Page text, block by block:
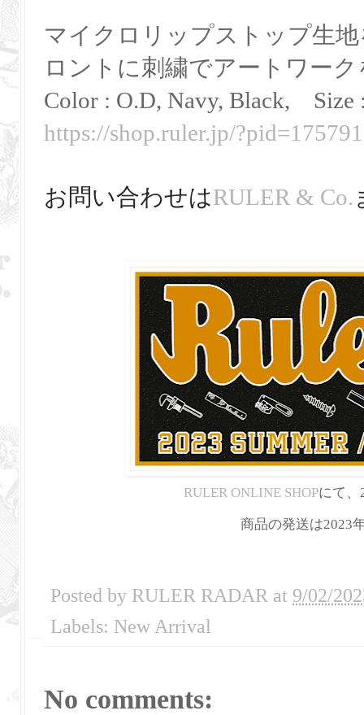
マイクロリップストップ生
ロントに刺繍でアートワー
Color : O.D, Navy, Black,
https://shop.ruler.jp/
お問い合わせはRULER & Co.
RULER ONLINE SHOPにて、
商品の発送は2023
Posted by RULER RADAR at 9/02/
Labels: New Arrival
No comments: